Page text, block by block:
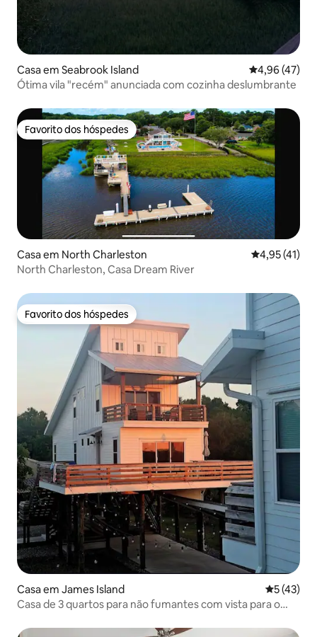
Casa em Seabrook Island Classificação
4,96 (47)
Ótima vila "recém" anunciada com cozinha deslumbrante
Favorito dos hóspedes
Favorito dos hóspedes
Casa em North Charleston
4,95 (41)
North Charleston, Casa Dream River
Favorito dos hóspedes
Favorito dos hóspedes
Casa em James Island
5 (43)
Casa de 3 quartos para não fumantes com vista para o